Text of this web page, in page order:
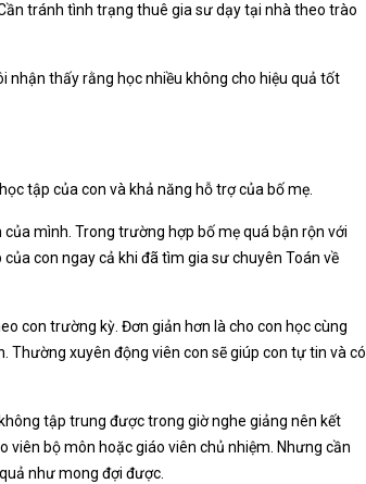
tránh tình trạng thuê gia sư dạy tại nhà theo trào
nhận thấy rằng học nhiều không cho hiệu quả tốt
tập của con và khả năng hỗ trợ của bố mẹ.
mình. Trong trường hợp bố mẹ quá bận rộn với
con ngay cả khi đã tìm gia sư chuyên Toán về
con trường kỳ. Đơn giản hơn là cho con học cùng
Thường xuyên động viên con sẽ giúp con tự tin và có
tập trung được trong giờ nghe giảng nên kết
bộ môn hoặc giáo viên chủ nhiệm. Nhưng cần
như mong đợi được.